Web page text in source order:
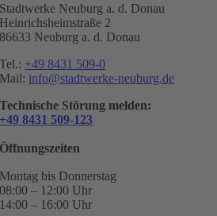
Stadtwerke Neuburg a. d. Donau
Heinrichsheimstraße 2
86633 Neuburg a. d. Donau
Tel.: +49 8431 509-0
Mail: info@stadtwerke-neuburg.de
Technische Störung melden:
+49 8431 509-123
Öffnungszeiten
Montag bis Donnerstag
08:00 – 12:00 Uhr
14:00 – 16:00 Uhr